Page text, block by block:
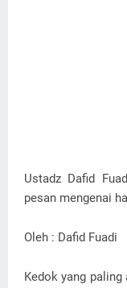
Ustadz Dafid
pesan mengenai
Oleh : Dafid Fuadi
Kedok yang paling